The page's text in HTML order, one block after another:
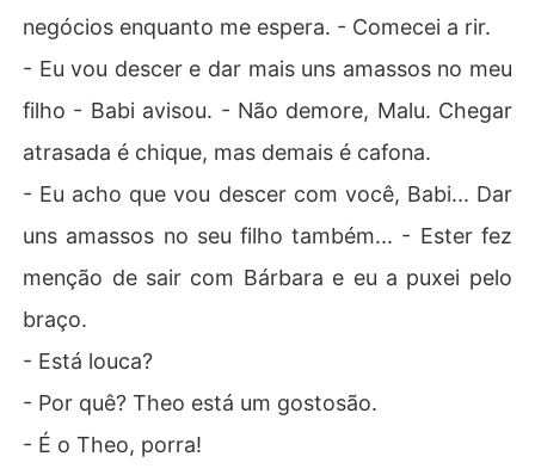
negócios enquanto me espera. - Comecei a rir.
- Eu vou descer e dar mais uns amassos no meu
filho - Babi avisou. - Não demore, Malu. Chegar
atrasada é chique, mas demais é cafona.
- Eu acho que vou descer com você, Babi... Dar
uns amassos no seu filho também... - Ester fez
menção de sair com Bárbara e eu a puxei pelo
braço.
- Está louca?
- Por quê? Theo está um gostosão.
- É o Theo, porra!